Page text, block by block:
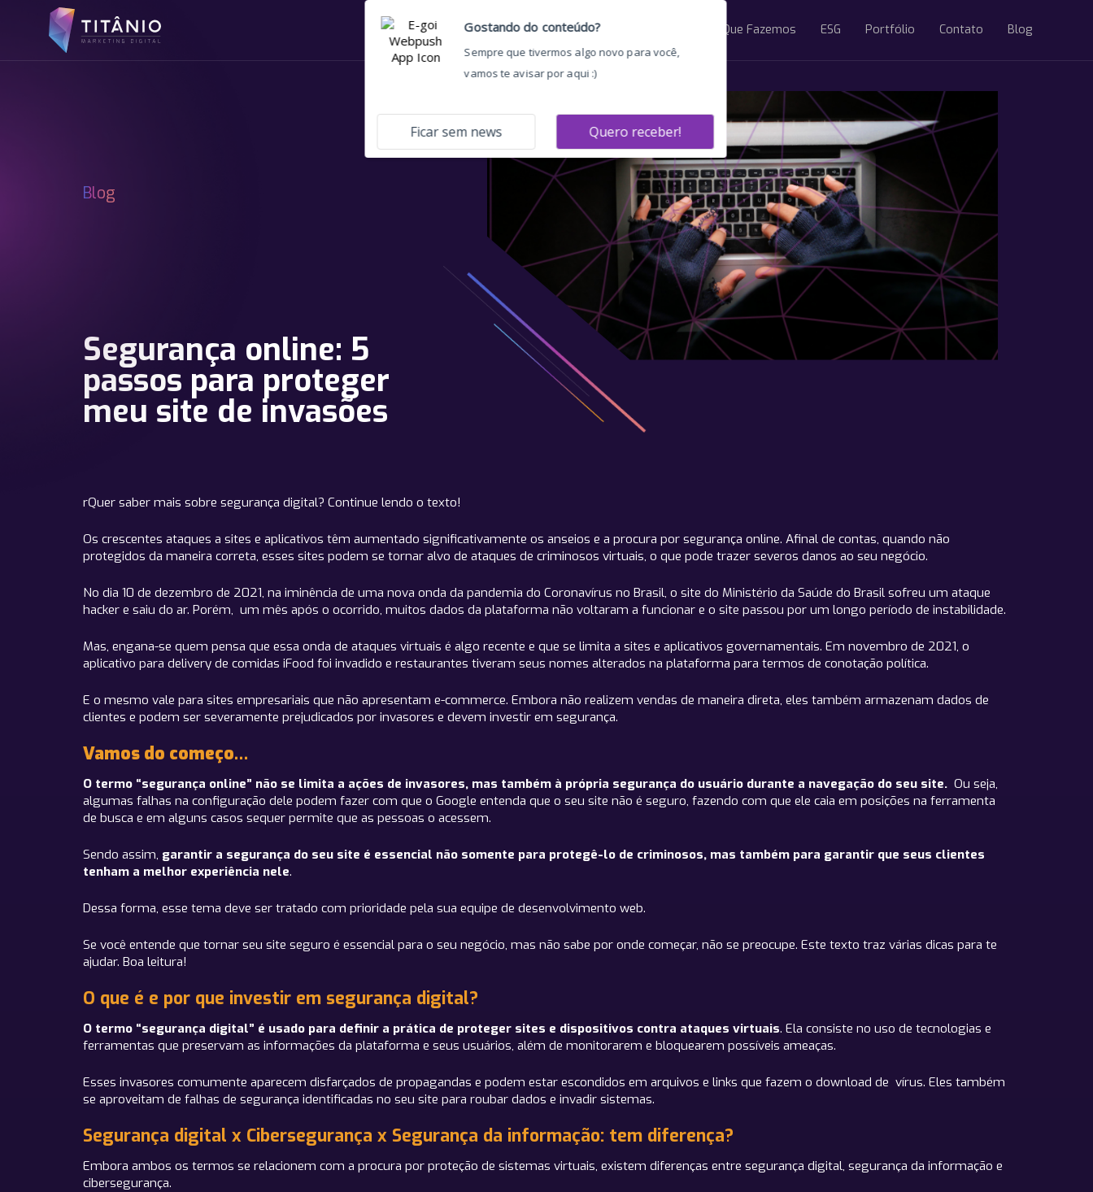
Home O Que Fazemos ESG Portfólio Contato Blog
Blog
Segurança online: 5
passos para proteger
meu site de invasões
rQuer saber mais sobre segurança digital? Continue lendo o texto!
Os crescentes ataques a sites e aplicativos têm aumentado significativamente os anseios e a procura por segurança online. Afinal de contas, quando não
protegidos da maneira correta, esses sites podem se tornar alvo de ataques de criminosos virtuais, o que pode trazer severos danos ao seu negócio.
No dia 10 de dezembro de 2021, na iminência de uma nova onda da pandemia do Coronavírus no Brasil, o site do Ministério da Saúde do Brasil sofreu um ataque
hacker e saiu do ar. Porém, um mês após o ocorrido, muitos dados da plataforma não voltaram a funcionar e o site passou por um longo período de instabilidade.
Mas, engana-se quem pensa que essa onda de ataques virtuais é algo recente e que se limita a sites e aplicativos governamentais. Em novembro de 2021, o
aplicativo para delivery de comidas iFood foi invadido e restaurantes tiveram seus nomes alterados na plataforma para termos de conotação política.
E o mesmo vale para sites empresariais que não apresentam e-commerce. Embora não realizem vendas de maneira direta, eles também armazenam dados de
clientes e podem ser severamente prejudicados por invasores e devem investir em segurança.
Vamos do começo…
O termo “segurança online” não se limita a ações de invasores, mas também à própria segurança do usuário durante a navegação do seu site. Ou seja,
algumas falhas na configuração dele podem fazer com que o Google entenda que o seu site não é seguro, fazendo com que ele caia em posições na ferramenta
de busca e em alguns casos sequer permite que as pessoas o acessem.
Sendo assim, garantir a segurança do seu site é essencial não somente para protegê-lo de criminosos, mas também para garantir que seus clientes
tenham a melhor experiência nele.
Dessa forma, esse tema deve ser tratado com prioridade pela sua equipe de desenvolvimento web.
Se você entende que tornar seu site seguro é essencial para o seu negócio, mas não sabe por onde começar, não se preocupe. Este texto traz várias dicas para te
ajudar. Boa leitura!
O que é e por que investir em segurança digital?
O termo “segurança digital” é usado para definir a prática de proteger sites e dispositivos contra ataques virtuais. Ela consiste no uso de tecnologias e
ferramentas que preservam as informações da plataforma e seus usuários, além de monitorarem e bloquearem possíveis ameaças.
Esses invasores comumente aparecem disfarçados de propagandas e podem estar escondidos em arquivos e links que fazem o download de vírus. Eles também
se aproveitam de falhas de segurança identificadas no seu site para roubar dados e invadir sistemas.
Segurança digital x Cibersegurança x Segurança da informação: tem diferença?
Embora ambos os termos se relacionem com a procura por proteção de sistemas virtuais, existem diferenças entre segurança digital, segurança da informação e
cibersegurança.